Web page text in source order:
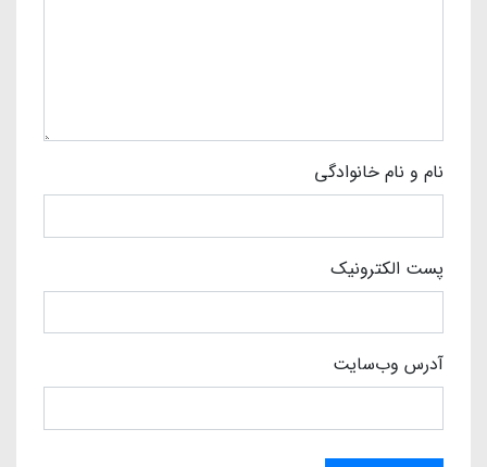
نام و نام خانوادگی
پست الکترونیک
آدرس وب‌سایت